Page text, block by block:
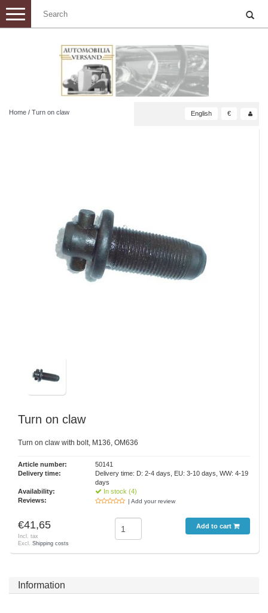
Toggle
navigation
Home / Turn on claw English €
Turn on claw
Turn on claw with bolt, M136, OM636
Article number:
50141
Delivery time:
Delivery time: D: 2-4 days, EU: 3-10 days, WW: 4-19
days
Availability:
In stock (4)
Reviews:
| Add your review
€41,65
Incl. tax
Excl. Shipping costs
Add to cart
Information